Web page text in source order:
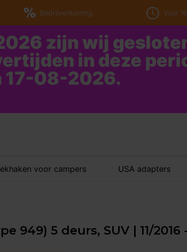
Bedrijvenkorting Voor
zijn wij
in deze
17-08-2026.
voor campers USA adapters
949) 5 deurs, SUV | 11/2016